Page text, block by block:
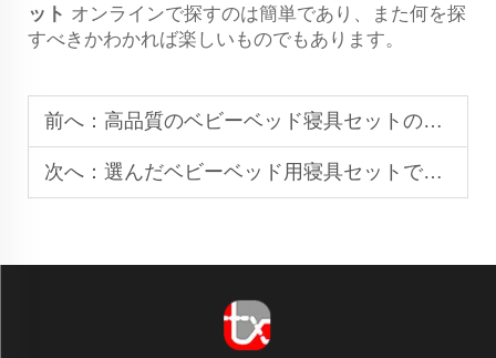
ット オンラインで探すのは簡単であり、また何を探
すべきかわかれば楽しいものでもあります。
前へ： 高品質のベビーベッド寝具セットの人気ブランド
次へ： 選んだベビーベッド用寝具セットで完璧な雰囲気を作りましょう。